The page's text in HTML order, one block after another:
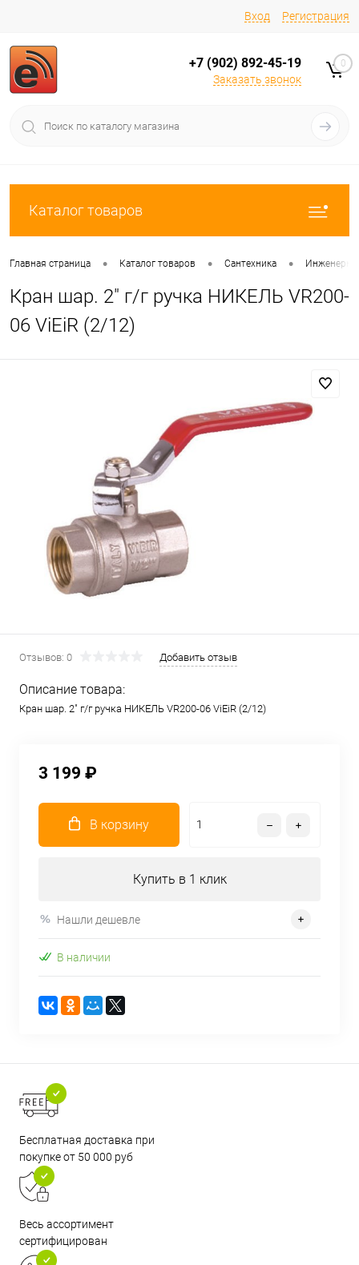
Вход Регистрация
+7 (902) 892-45-19
Заказать звонок
0
Каталог товаров
Главная страница • Каталог товаров • Сантехника •
Кран шар. 2" г/г ручка НИКЕЛЬ VR200-
06 ViEiR (2/12)
Отзывов: 0 Добавить отзыв
Описание товара:
Кран шар. 2" г/г ручка НИКЕЛЬ VR200-06 ViEiR (2/12)
3 199 ₽
В корзину
Купить в 1 клик
Нашли дешевле
В наличии
Бесплатная доставка при
покупке от 50 000 руб
Весь ассортимент
сертифицирован